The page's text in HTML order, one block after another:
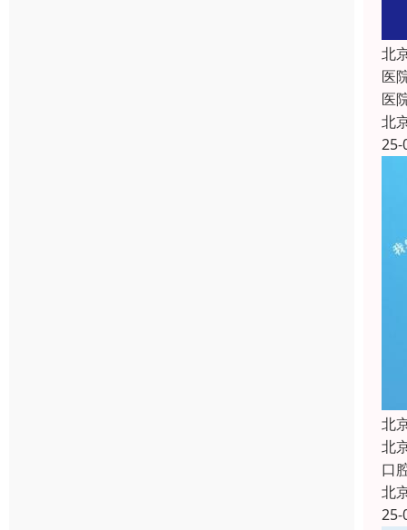
北
医
医
北
25-
北
北
口
北
25-